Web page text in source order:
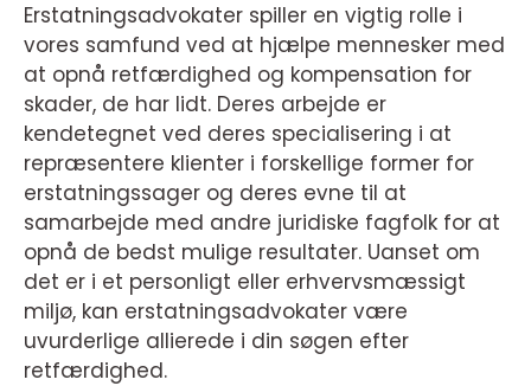
Erstatningsadvokater spiller en vigtig rolle i
vores samfund ved at hjælpe mennesker med
at opnå retfærdighed og kompensation for
skader, de har lidt. Deres arbejde er
kendetegnet ved deres specialisering i at
repræsentere klienter i forskellige former for
erstatningssager og deres evne til at
samarbejde med andre juridiske fagfolk for at
opnå de bedst mulige resultater. Uanset om
det er i et personligt eller erhvervsmæssigt
miljø, kan erstatningsadvokater være
uvurderlige allierede i din søgen efter
retfærdighed.